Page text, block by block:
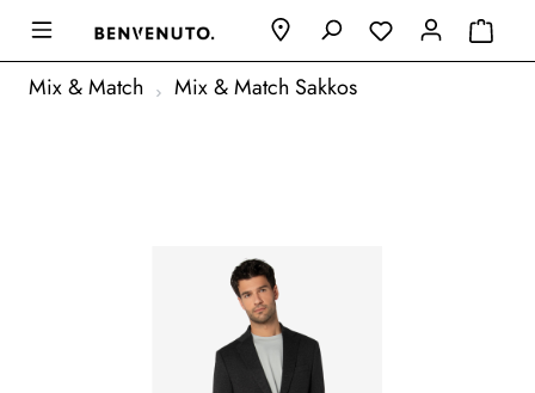
Mix & Match Mix & Match Sakkos